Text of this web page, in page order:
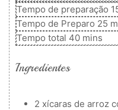
Tempo de preparação
Tempo de Preparo 25
Tempo total 40minutos
mins
Ingredientes
2 xícaras de arroz